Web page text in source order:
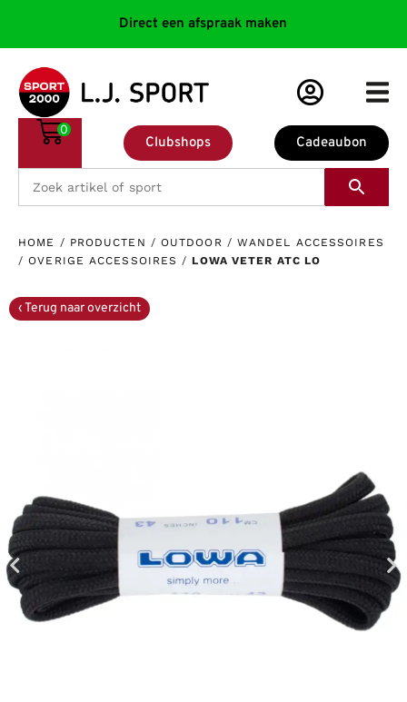
Direct een afspraak maken
Cadeaubon
Clubshops
0
HOME / PRODUCTEN / OUTDOOR / WANDEL ACCESSOIRES
/OVERIGE ACCESSOIRES /LOWA VETER ATC LO